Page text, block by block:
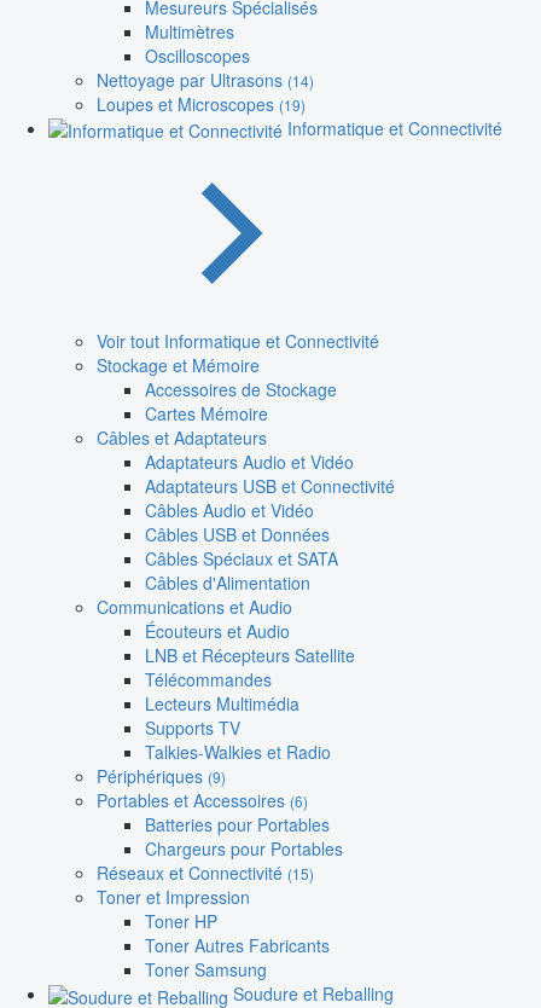
Mesureurs Spécialisés
Multimètres
Oscilloscopes
Nettoyage par Ultrasons (14)
Loupes et Microscopes (19)
Informatique et Connectivité
Voir tout Informatique et Connectivité
Stockage et Mémoire
Accessoires de Stockage
Cartes Mémoire
Câbles et Adaptateurs
Adaptateurs Audio et Vidéo
Adaptateurs USB et Connectivité
Câbles Audio et Vidéo
Câbles USB et Données
Câbles Spéciaux et SATA
Câbles d'Alimentation
Communications et Audio
Écouteurs et Audio
LNB et Récepteurs Satellite
Télécommandes
Lecteurs Multimédia
Supports TV
Talkies-Walkies et Radio
Périphériques (9)
Portables et Accessoires (6)
Batteries pour Portables
Chargeurs pour Portables
Réseaux et Connectivité (15)
Toner et Impression
Toner HP
Toner Autres Fabricants
Toner Samsung
Soudure et Reballing